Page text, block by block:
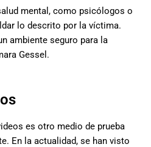
mental, como psicólogos o
lo descrito por la víctima.
ambiente seguro para la
Gessel.
es otro medio de prueba
En la actualidad, se han visto